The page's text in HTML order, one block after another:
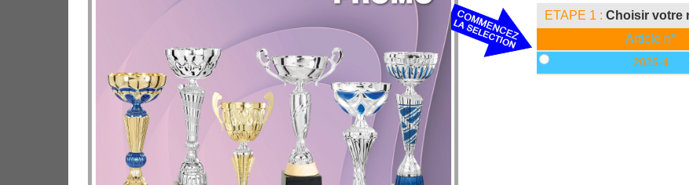
ETAPE 1 : Choisir votre
Article n°
2026-4